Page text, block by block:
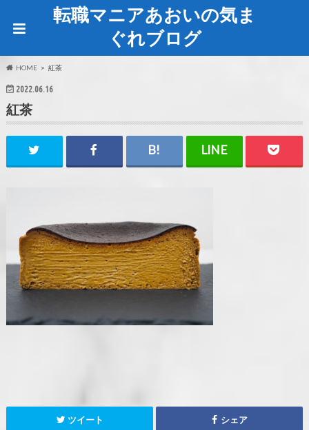
転職マニアあおいの気ま
ぐれブログ
HOME 紅茶
2022.06.16
紅茶
ツイート シェア